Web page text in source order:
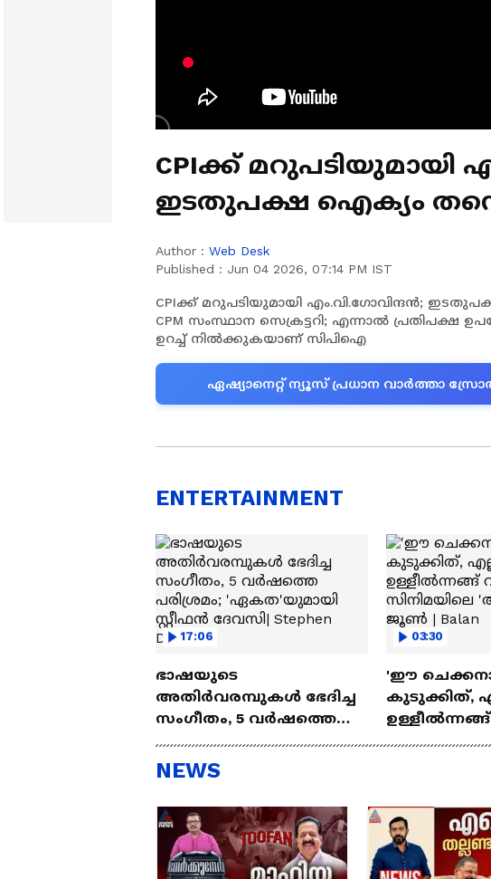
CPIക്ക് മറുപടിയുമായി
ഇടതുപക്ഷ ഐക്യം
Author : Web Desk
Published : Jun 04 2026, 07:14 PM IST
CPIക്ക് മറുപടിയുമായി എം.വി.ഗോവിന്ദൻ;
CPM സംസ്ഥാന സെക്രട്ടറി; എന്നാൽ പ്രതിപക്ഷ
ഉറച്ച്‌ നിൽക്കുകയാണ് സിപിഐ
ഏഷ്യാനെറ്റ് ന്യൂസ് പ്രധാന വാർത്താ
ENTERTAINMENT
17:06
ഭാഷയുടെ
അതിർവരമ്പുകൾ ഭേദിച്ച
സംഗീതം, 5 വർഷത്തെ
പരിശ്രമം; 'ഏകത'യുമായി
സ്റ്റീഫൻ ദേവസി| Stephen
03:30
'ഈ
കുടുക്കിത്,
ബാലൻ
NEWS